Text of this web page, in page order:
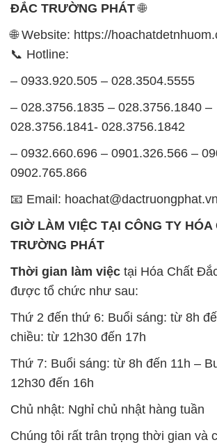
ĐẮC TRƯỜNG PHÁT🌐
🌐 Website: https://
📞 Hotline:
– 0933.920.505 – 028.3504.5555
– 028.3756.1835 – 028.3756.1840 –
028.3756.1841- 028.3756.1842
– 0932.660.696 – 0901.326.566 –
0902.765.866
📧 Email: hoachat@dactruongphat.vn
GIỜ LÀM VIỆC TẠI CÔNG TY
TRƯỜNG PHÁT
Thời gian làm việc tại Hóa Chất
được tổ chức như sau:
Thứ 2 đến thứ 6: Buổi sáng: từ 8h
chiều: từ 12h30 đến 17h
Thứ 7: Buổi sáng: từ 8h đến 11h –
12h30 đến 16h
Chủ nhật: Nghỉ chủ nhật hàng tuần
Chúng tôi rất trân trọng thời gian và